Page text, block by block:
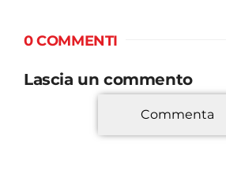
0 COMMENTI
Lascia un commento
*
Commenta